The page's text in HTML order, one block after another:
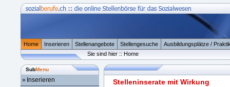
Home Inserieren Stellenangebote Stellengesuche
Ausbildungsplätze /
Sie sind hier :: Home
SubMenu
» Inserieren
Stelleninserate mit Wirkung